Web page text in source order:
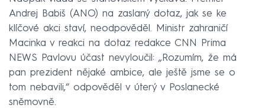
Andrej Babiš (ANO) na zaslaný dotaz, jak se ke
klíčové akci staví, neodpověděl. Ministr zahraničí
Macinka v reakci na dotaz redakce CNN Prima
NEWS Pavlovu účast nevyloučil: „Rozumím, že má
pan prezident nějaké ambice, ale ještě jsme se o
tom nebavili,“ odpověděl v úterý v Poslanecké
sněmovně.